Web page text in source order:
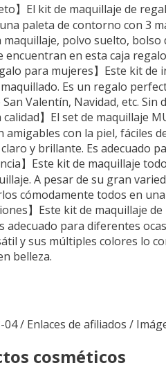
】El kit de maquillaje de
paleta de contorno con 3
polvo suelto,
encuentran en esta caja
para mujeres】Este kit
Es un regalo
Valentín, Navidad, etc.
calidad】El set de maquillaje
con la piel, fáciles
y brillante. Es adecuado
】Este kit de maquillaje
A pesar de su gran
cómodamente todos en
】Este kit de maquillaje
adecuado para diferentes
y sus múltiples colores lo
belleza.
/ Enlaces de afiliados /
cosméticos